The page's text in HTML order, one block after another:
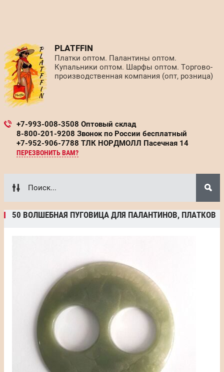
PLATFFIN
Платки оптом. Палантины оптом.
Купальники оптом. Шарфы оптом. Торгово-
производственная компания (опт, розница)
+7-993-008-3508 Оптовый склад
8-800-201-9208 Звонок по России бесплатный
+7-952-906-7788 ТЛК НОРДМОЛЛ Пасечная 14
ПЕРЕЗВОНИТЬ ВАМ?
50 ВОЛШЕБНАЯ ПУГОВИЦА ДЛЯ ПАЛАНТИНОВ, ПЛАТКОВ